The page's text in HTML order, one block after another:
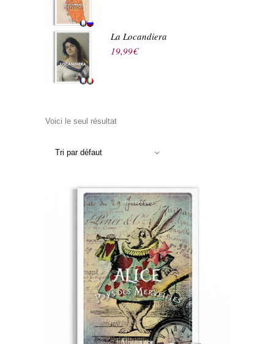
La Locandiera
19,99€
Voici le seul résultat
Tri par défaut